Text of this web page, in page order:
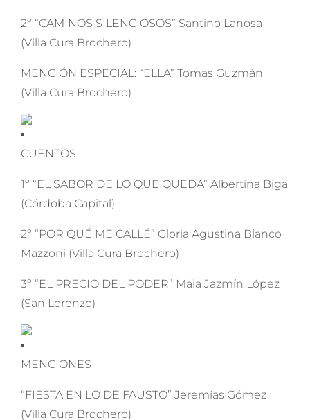
2º “CAMINOS SILENCIOSOS” Santino Lanosa
(Villa Cura Brochero)
MENCIÓN ESPECIAL: “ELLA” Tomas Guzmán
(Villa Cura Brochero)
CUENTOS
1º “EL SABOR DE LO QUE QUEDA” Albertina Biga
(Córdoba Capital)
2º “POR QUÉ ME CALLÉ” Gloria Agustina Blanco
Mazzoni (Villa Cura Brochero)
3º “EL PRECIO DEL PODER” Maia Jazmín López
(San Lorenzo)
MENCIONES
“FIESTA EN LO DE FAUSTO” Jeremías Gómez
(Villa Cura Brochero)